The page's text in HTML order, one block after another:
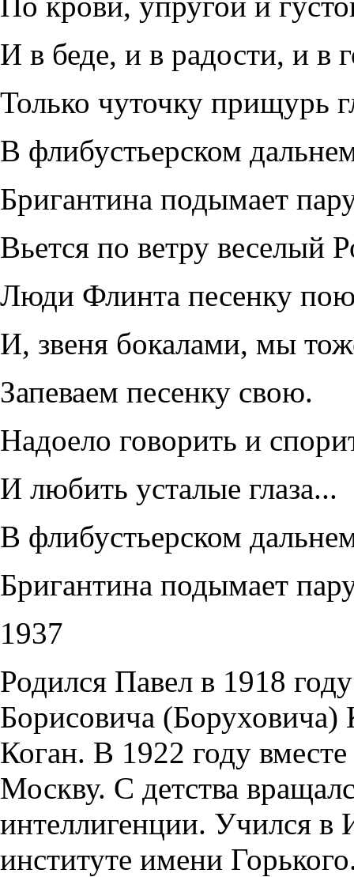
И в беде, и в радости, и в
Только чуточку прищурь
В флибустьерском
Бригантина подымает
Вьется по ветру веселый
Люди Флинта песенку
И, звеня бокалами, мы
Запеваем песенку свою.
Надоело говорить и
И любить усталые глаза...
В флибустьерском
Бригантина подымает
1937
Родился Павел в 1918
Борисовича
Коган. В 1922 году
Москву. С детства
интеллигенции. Учился
институте имени